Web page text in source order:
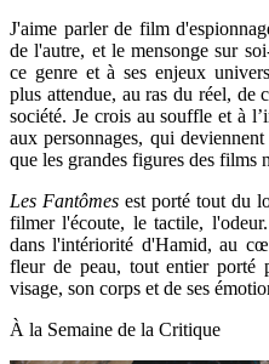
J'aime parler de film
de l'autre, et le mensonge sur
ce genre et à ses enjeux
plus attendue, au ras du réel, de
société. Je crois au souffle et à
aux personnages, qui
que les grandes figures des
Les Fantômes est porté tout du
filmer l'écoute, le tactile,
dans l'intériorité d'Hamid, au
fleur de peau, tout entier porté
visage, son corps et de ses
À la Semaine de la Critique